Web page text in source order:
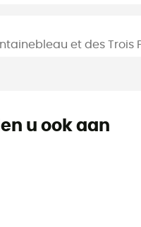
et des Trois
u ook aan